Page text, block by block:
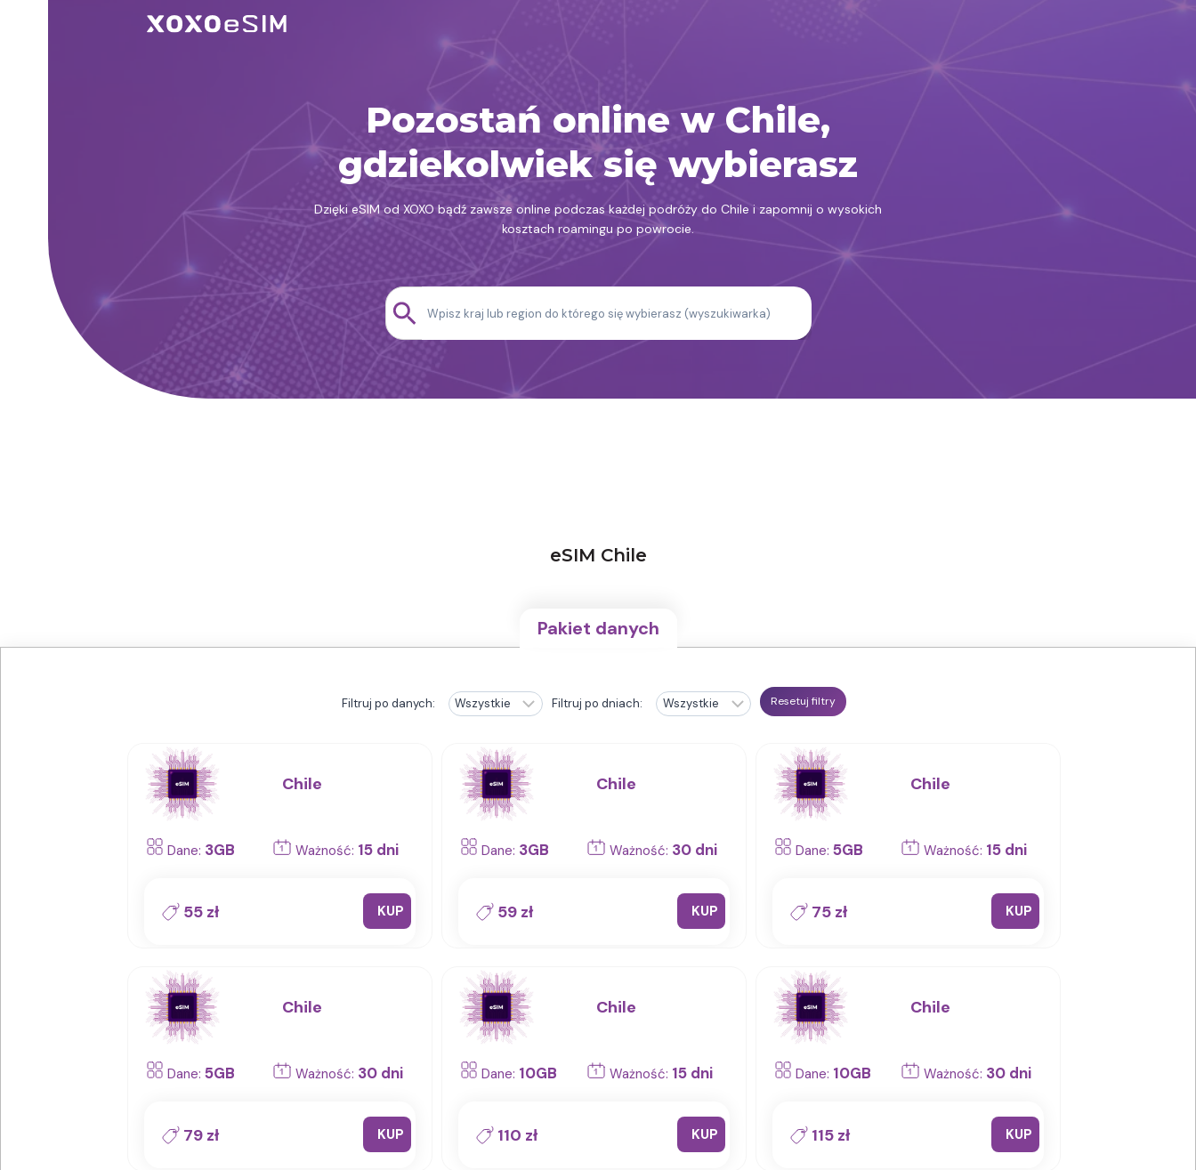
Pozostań online w Chile,
gdziekolwiek się wybierasz
Dzięki eSIM od XOXO bądź zawsze online podczas każdej podróży do Chile i zapomnij o wysokich
kosztach roamingu po powrocie.
eSIM Chile
Pakiet danych
Filtruj po danych: Filtruj po dniach: Resetuj filtry
Chile
Dane: 3GB Ważność: 15 dni
55 zł KUP
Chile
Dane: 3GB Ważność: 30 dni
59 zł KUP
Chile
Dane: 5GB Ważność: 15 dni
75 zł KUP
Chile
Dane: 5GB Ważność: 30 dni
79 zł KUP
Chile
Dane: 10GB Ważność: 15 dni
110 zł KUP
Chile
Dane: 10GB Ważność: 30 dni
115 zł KUP